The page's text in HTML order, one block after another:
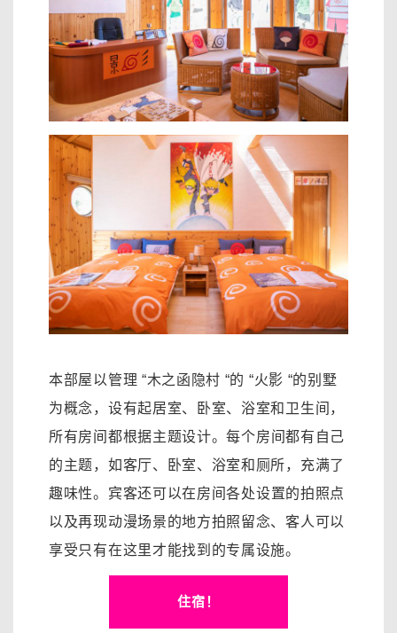
本部屋以管理 “木之函隐村 “的 “火影 “的别墅
为概念，设有起居室、卧室、浴室和卫生间，
所有房间都根据主题设计。每个房间都有自己
的主题，如客厅、卧室、浴室和厕所，充满了
趣味性。 宾客还可以在房间各处设置的拍照点
以及再现动漫场景的地方拍照留念、客人可以
享受只有在这里才能找到的专属设施。
住宿！